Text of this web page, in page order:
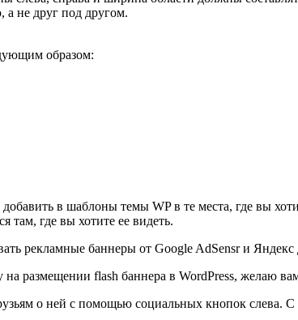
а не друг под другом.
образом:
в шаблоны темы WP в те места, где вы
там, где вы хотите ее видеть.
рекламные баннеры от Google AdSensr и Яндекс
размещении flash баннера в WordPress, желаю
о ней с помощью социальных кнопок слева.